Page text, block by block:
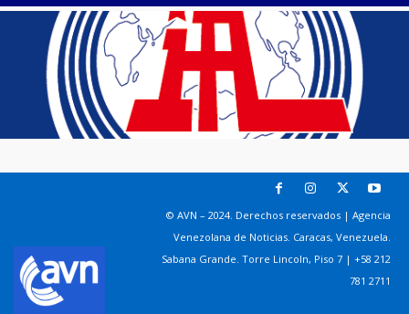
© AVN – 2024. Derechos reservados | Agencia
Venezolana de Noticias. Caracas, Venezuela.
Sabana Grande. Torre Lincoln, Piso 7 | +58 212
781 2711